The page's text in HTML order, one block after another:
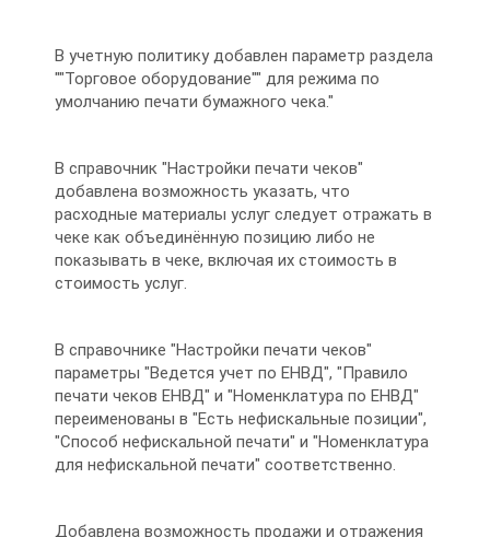
В учетную политику добавлен параметр раздела
""Торговое оборудование"" для режима по
умолчанию печати бумажного чека."
В справочник "Настройки печати чеков"
добавлена возможность указать, что
расходные материалы услуг следует отражать в
чеке как объединённую позицию либо не
показывать в чеке, включая их стоимость в
стоимость услуг.
В справочнике "Настройки печати чеков"
параметры "Ведется учет по ЕНВД", "Правило
печати чеков ЕНВД" и "Номенклатура по ЕНВД"
переименованы в "Есть нефискальные позиции",
"Способ нефискальной печати" и "Номенклатура
для нефискальной печати" соответственно.
Добавлена возможность продажи и отражения